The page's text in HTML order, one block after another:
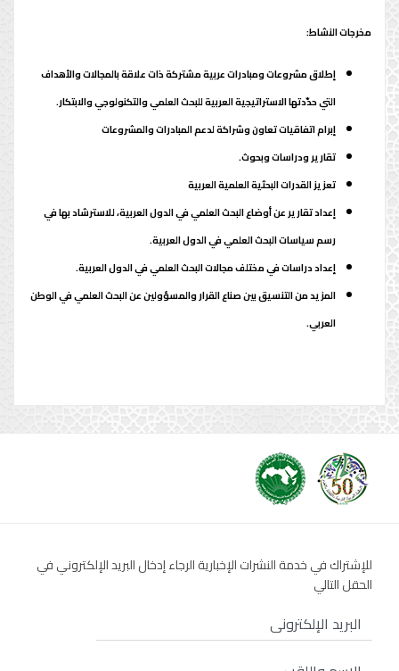
مخرجات النشاط:
إطلاق مشروعات ومبادرات عربية مشتركة ذات علاقة بالمجالات والأهداف
التي حدّدتها الاستراتيجية العربية للبحث العلمي والتكنولوجي والابتكار.
إبرام اتفاقيات تعاون وشراكة لدعم المبادرات والمشروعات
تقارير ودراسات وبحوث.
تعزيز القدرات البحثية العلمية العربية
إعداد تقارير عن أوضاع البحث العلمي في الدول العربية، للاسترشاد بها في
رسم سياسات البحث العلمي في الدول العربية.
إعداد دراسات في مختلف مجالات البحث العلمي في الدول العربية.
المزيد من التنسيق بين صناع القرار والمسؤولين عن البحث العلمي في الوطن
العربي.
للإشتراك في خدمة النشرات الإخبارية الرجاء إدخال البريد الإلكتروني في
الحقل التالي